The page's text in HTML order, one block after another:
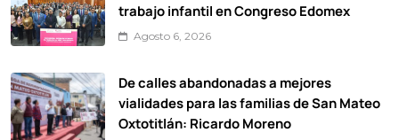
trabajo infantil en Congreso Edomex
Agosto 6, 2026
De calles abandonadas a mejores
vialidades para las familias de San Mateo
Oxtotitlán: Ricardo Moreno